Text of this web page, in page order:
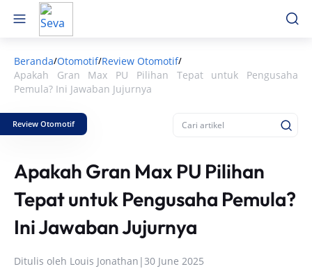
Beranda/Otomotif/Review Otomotif/
Apakah Gran Max PU Pilihan Tepat untuk Pengusaha
Pemula? Ini Jawaban Jujurnya
Review Otomotif
Apakah Gran Max PU Pilihan
Tepat untuk Pengusaha Pemula?
Ini Jawaban Jujurnya
Ditulis oleh Louis Jonathan |30 June 2025